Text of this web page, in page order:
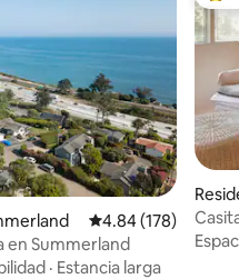
evaluaciones
Calificación
4.84 (178)
en Summerland
· Estancia larga